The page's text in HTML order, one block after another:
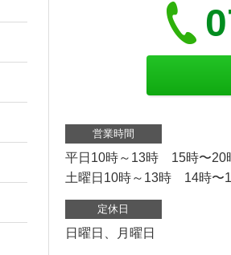
営業時間
平日10時～13時 15時〜20
土曜日10時～13時 14時〜
定休日
日曜日、月曜日